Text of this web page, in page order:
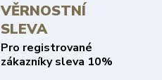
VĚRNOSTNÍ
SLEVA
Pro registrované
zákazníky sleva 10%